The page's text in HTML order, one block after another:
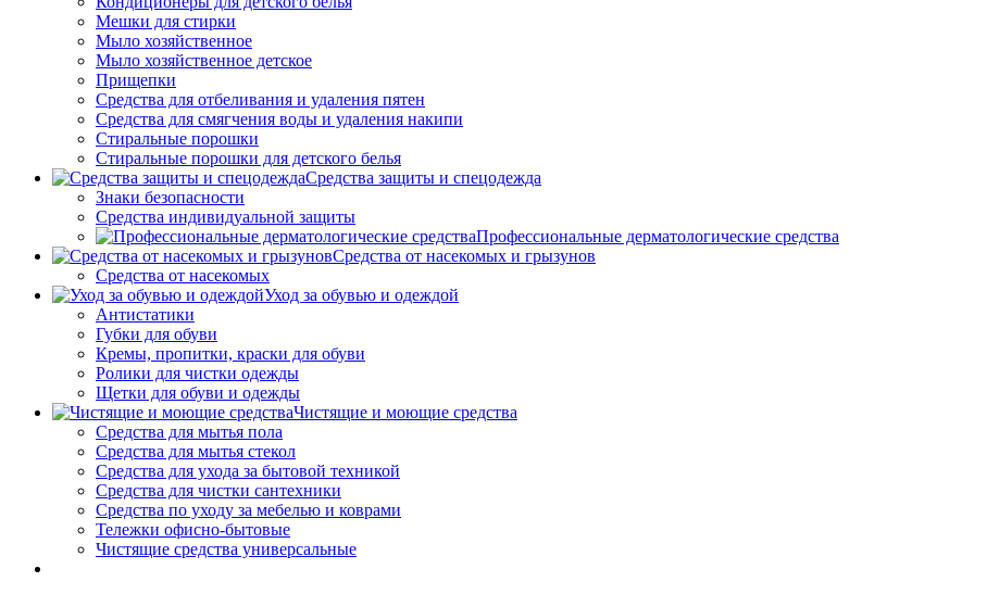
Мешки для стирки
Мыло хозяйственное
Мыло хозяйственное детское
Прищепки
Средства для отбеливания и удаления пятен
Средства для смягчения воды и удаления накипи
Стиральные порошки
Стиральные порошки для детского белья
Средства защиты и спецодежда
Знаки безопасности
Средства индивидуальной защиты
Профессиональные дерматологические средства
Средства от насекомых и грызунов
Средства от насекомых
Уход за обувью и одеждой
Антистатики
Губки для обуви
Кремы, пропитки, краски для обуви
Ролики для чистки одежды
Щетки для обуви и одежды
Чистящие и моющие средства
Средства для мытья пола
Средства для мытья стекол
Средства для ухода за бытовой техникой
Средства для чистки сантехники
Средства по уходу за мебелью и коврами
Тележки офисно-бытовые
Чистящие средства универсальные